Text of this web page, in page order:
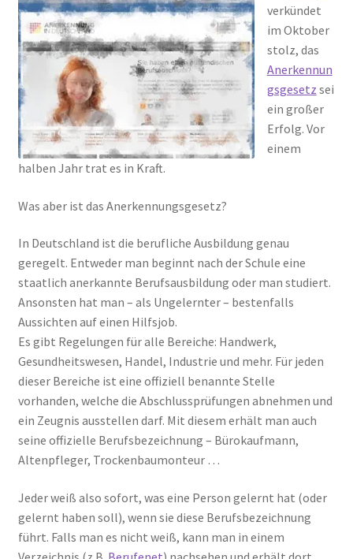
verkündet
im Oktober
stolz, das
Anerkennun
gsgesetz sei
ein großer
Erfolg. Vor
einem
halben Jahr trat es in Kraft.
Was aber ist das Anerkennungsgesetz?
In Deutschland ist die berufliche Ausbildung genau
geregelt. Entweder man beginnt nach der Schule eine
staatlich anerkannte Berufsausbildung oder man studiert.
Ansonsten hat man – als Ungelernter – bestenfalls
Aussichten auf einen Hilfsjob.
Es gibt Regelungen für alle Bereiche: Handwerk,
Gesundheitswesen, Handel, Industrie und mehr. Für jeden
dieser Bereiche ist eine offiziell benannte Stelle
vorhanden, welche die Abschlussprüfungen abnehmen und
ein Zeugnis ausstellen darf. Mit diesem erhält man auch
seine offizielle Berufsbezeichnung – Bürokaufmann,
Altenpfleger, Trockenbaumonteur …
Jeder weiß also sofort, was eine Person gelernt hat (oder
gelernt haben soll), wenn sie diese Berufsbezeichnung
führt. Falls man es nicht weiß, kann man in einem